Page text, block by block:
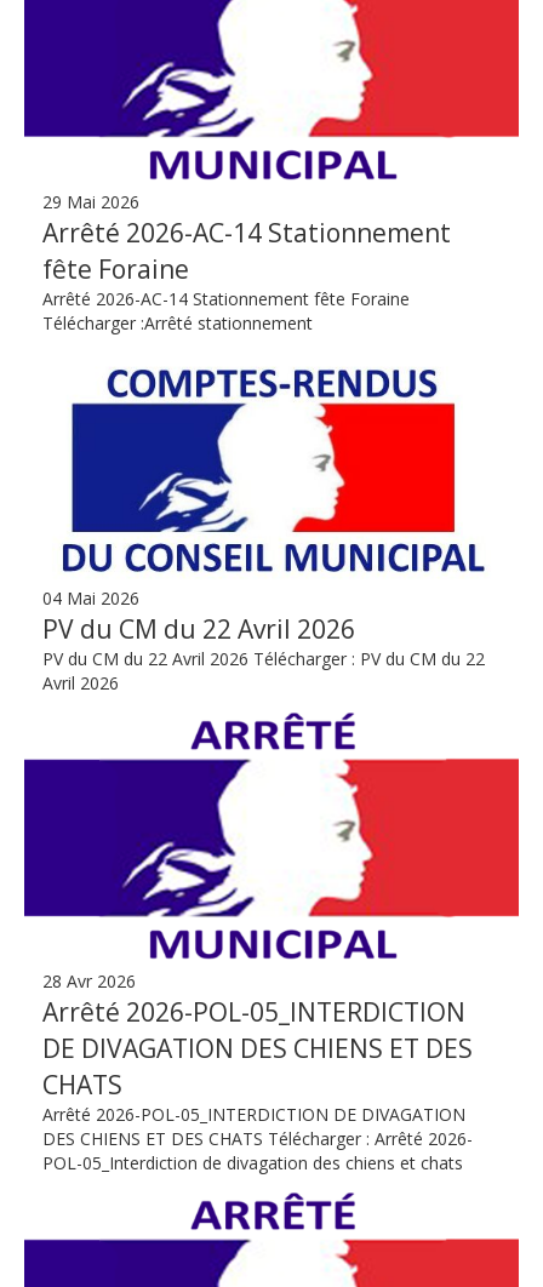
29 Mai 2026
Arrêté 2026-AC-14 Stationnement
fête Foraine
Arrêté 2026-AC-14 Stationnement fête Foraine
Télécharger :Arrêté stationnement
04 Mai 2026
PV du CM du 22 Avril 2026
PV du CM du 22 Avril 2026 Télécharger : PV du CM du 22
Avril 2026
28 Avr 2026
Arrêté 2026-POL-05_INTERDICTION
DE DIVAGATION DES CHIENS ET DES
CHATS
Arrêté 2026-POL-05_INTERDICTION DE DIVAGATION
DES CHIENS ET DES CHATS Télécharger : Arrêté 2026-
POL-05_Interdiction de divagation des chiens et chats